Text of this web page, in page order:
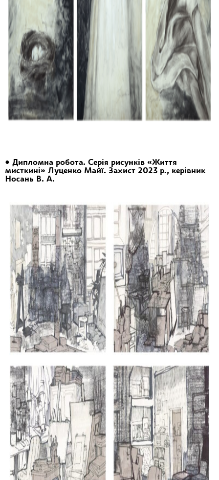
• Дипломна робота. Серія рисунків «Життя
мисткині» Луценко Майї. Захист 2023 р., керівник
Носань В. А.